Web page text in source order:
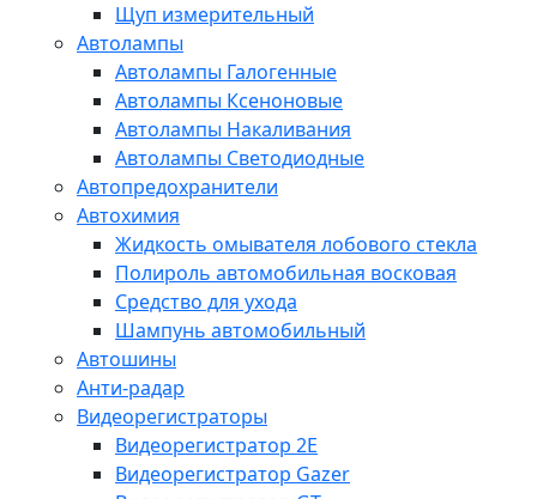
Щуп измерительный
Автолампы
Автолампы Галогенные
Автолампы Ксеноновые
Автолампы Накаливания
Автолампы Светодиодные
Автопредохранители
Автохимия
Жидкость омывателя лобового стекла
Полироль автомобильная восковая
Средство для ухода
Шампунь автомобильный
Автошины
Анти-радар
Видеорегистраторы
Видеорегистратор 2E
Видеорегистратор Gazer